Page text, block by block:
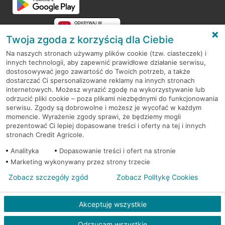
RODO
Regulamin serwisu
Mapa serwisu
PolitykaCookies
© 2026 Credit Agricole Bank Polska S.A. Wszelkie prawa zastrzeżone
Twoja zgoda z korzyścią dla Ciebie
Na naszych stronach używamy plików cookie (tzw. ciasteczek) i
innych technologii, aby zapewnić prawidłowe działanie serwisu,
dostosowywać jego zawartość do Twoich potrzeb, a także
dostarczać Ci spersonalizowane reklamy na innych stronach
internetowych. Możesz wyrazić zgodę na wykorzystywanie lub
odrzucić pliki cookie – poza plikami niezbędnymi do funkcjonowania
serwisu. Zgody są dobrowolne i możesz je wycofać w każdym
momencie. Wyrażenie zgody sprawi, że będziemy mogli
prezentować Ci lepiej dopasowane treści i oferty na tej i innych
stronach Credit Agricole.
Analityka
Dopasowanie treści i ofert na stronie
Marketing wykonywany przez strony trzecie
Akceptuję wszystkie
Zobacz szczegóły zgód Zobacz Politykę Cookies